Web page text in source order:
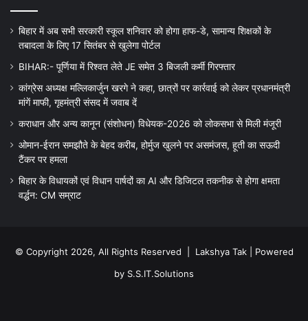
बिहार में अब सभी सरकारी स्कूल शनिवार को होगा हाफ-डे, सामान्य शिक्षकों के
तबादला के लिए 17 सितंबर से खुलेगा पोर्टल
BIHAR:- पूर्णिया में रिश्वत लेते JE समेत 3 बिजली कर्मी गिरफ्तार
कांग्रेस अध्यक्ष मल्लिकार्जुन खरगे ने कहा, छात्रों पर कार्रवाई को लेकर प्रधानमंत्री
मांगें माफी, गृहमंत्री संसद में जवाब दें
कराधान और अन्य कानून (संशोधन) विधेयक-2026 को लोकसभा से मिली मंजूरी
ओमान-ईरान समझौते के बेहद करीब, होर्मुज खुलने पर असमंजस, हूती का सऊदी
टैंकर पर हमला
बिहार के विधायकों एवं विधान पार्षदों का AI और डिजिटल तकनीक से होगा क्षमता
वर्द्धन: CM सम्राट
© Copyright 2026, All Rights Reserved | Lakshya Tak| Powered
by S.S.IT.Solutions